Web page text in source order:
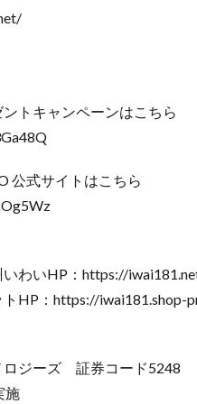
トキャンペーンはこちら
公式サイトはこちら
わいHP：https://
HP：https://iwai181.shop-
ロジーズ 証券コード5248
施